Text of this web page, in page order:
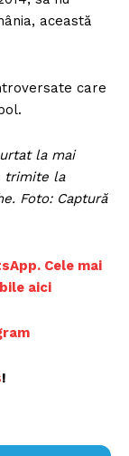
această
care
la mai
trimite la
Foto: Captură
Cele mai
aici
!